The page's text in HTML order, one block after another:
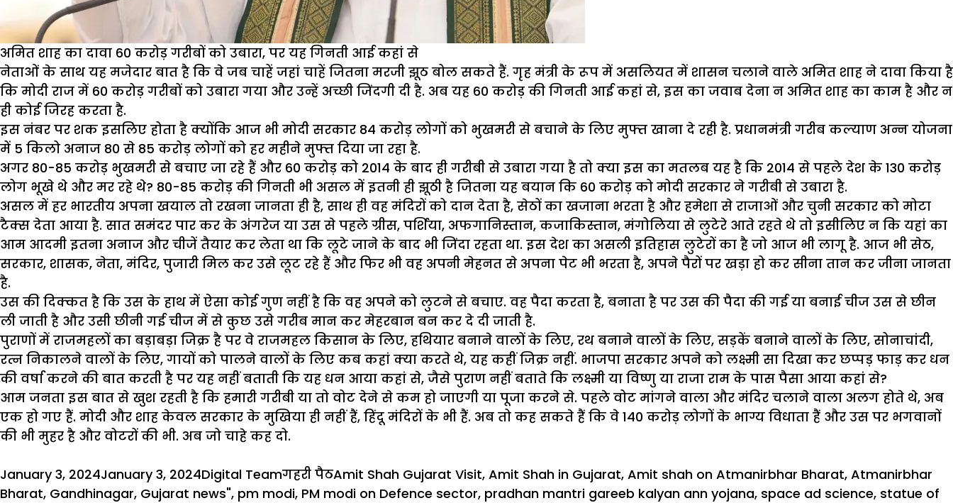
अमित शाह का दावा 60 करोड़ गरीबों को उबारा, पर यह गिनती आई कहां से
नेताओं के साथ यह मजेदार बात है कि वे जब चाहें जहां चाहें जितना मरजी झूठ बोल सकते हैं. गृह मंत्री के रूप में असलियत में शासन चलाने वाले अमित शाह ने दावा किया है
कि मोदी राज में 60 करोड़ गरीबों को उबारा गया और उन्हें अच्छी जिंदगी दी है. अब यह 60 करोड़ की गिनती आई कहां से, इस का जवाब देना न अमित शाह का काम है और न
ही कोई जिरह करता है.
इस नंबर पर शक इसलिए होता है क्योंकि आज भी मोदी सरकार 84 करोड़ लोगों को भुखमरी से बचाने के लिए मुफ्त खाना दे रही है. प्रधानमंत्री गरीब कल्याण अन्न योजना
में 5 किलो अनाज 80 से 85 करोड़ लोगों को हर महीने मुफ्त दिया जा रहा है.
अगर 80-85 करोड़ भुखमरी से बचाए जा रहे हैं और 60 करोड़ को 2014 के बाद ही गरीबी से उबारा गया है तो क्या इस का मतलब यह है कि 2014 से पहले देश के 130 करोड़
लोग भूखे थे और मर रहे थे? 80-85 करोड़ की गिनती भी असल में इतनी ही झूठी है जितना यह बयान कि 60 करोड़ को मोदी सरकार ने गरीबी से उबारा है.
असल में हर भारतीय अपना खयाल तो रखना जानता ही है, साथ ही वह मंदिरों को दान देता है, सेठों का खजाना भरता है और हमेशा से राजाओं और चुनी सरकार को मोटा
टैक्स देता आया है. सात समंदर पार कर के अंगरेज या उस से पहले ग्रीस, पर्शिया, अफगानिस्तान, कजाकिस्तान, मंगोलिया से लुटेरे आते रहते थे तो इसीलिए न कि यहां का
आम आदमी इतना अनाज और चीजें तैयार कर लेता था कि लूटे जाने के बाद भी जिंदा रहता था. इस देश का असली इतिहास लुटेरों का है जो आज भी लागू है. आज भी सेठ,
सरकार, शासक, नेता, मंदिर, पुजारी मिल कर उसे लूट रहे हैं और फिर भी वह अपनी मेहनत से अपना पेट भी भरता है, अपने पैरों पर खड़ा हो कर सीना तान कर जीना जानता
है.
उस की दिक्कत है कि उस के हाथ में ऐसा कोई गुण नहीं है कि वह अपने को लुटने से बचाए. वह पैदा करता है, बनाता है पर उस की पैदा की गई या बनाई चीज उस से छीन
ली जाती है और उसी छीनी गई चीज में से कुछ उसे गरीब मान कर मेहरबान बन कर दे दी जाती है.
पुराणों में राजमहलों का बड़ाबड़ा जिक्र है पर वे राजमहल किसान के लिए, हथियार बनाने वालों के लिए, रथ बनाने वालों के लिए, सड़कें बनाने वालों के लिए, सोनाचांदी,
रत्न निकालने वालों के लिए, गायों को पालने वालों के लिए कब कहां क्या करते थे, यह कहीं जिक्र नहीं. भाजपा सरकार अपने को लक्ष्मी सा दिखा कर छप्पड़ फाड़ कर धन
की वर्षा करने की बात करती है पर यह नहीं बताती कि यह धन आया कहां से, जैसे पुराण नहीं बताते कि लक्ष्मी या विष्णु या राजा राम के पास पैसा आया कहां से?
आम जनता इस बात से खुश रहती है कि हमारी गरीबी या तो वोट देने से कम हो जाएगी या पूजा करने से. पहले वोट मांगने वाला और मंदिर चलाने वाला अलग होते थे, अब
एक हो गए हैं. मोदी और शाह केवल सरकार के मुखिया ही नहीं हैं, हिंदू मंदिरों के भी हैं. अब तो कह सकते हैं कि वे 140 करोड़ लोगों के भाग्य विधाता हैं और उस पर भगवानों
की भी मुहर है और वोटरों की भी. अब जो चाहे कह दो.
Posted
on
January 3, 2024January 3, 2024Author
Digital TeamCategories
गहरी पैठTags
Amit Shah Gujarat Visit, Amit Shah in Gujarat, Amit shah on Atmanirbhar Bharat, Atmanirbhar
Bharat, Gandhinagar, Gujarat news", pm modi, PM modi on Defence sector, pradhan mantri gareeb kalyan ann yojana, space ad science, statue of